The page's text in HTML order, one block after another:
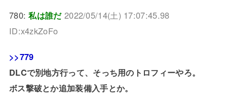
780:私は誰だ 2022/05/14(土) 17:07:45.98
ID:x4zkZoFo
>>779
DLCで別地方行って、そっち用のトロフィーやろ。
ボス撃破とか追加装備入手とか。